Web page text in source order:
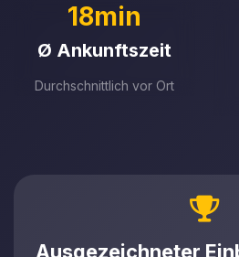
18min
Ø Ankunftszeit
Durchschnittlich vor Ort
Ausgezeichneter